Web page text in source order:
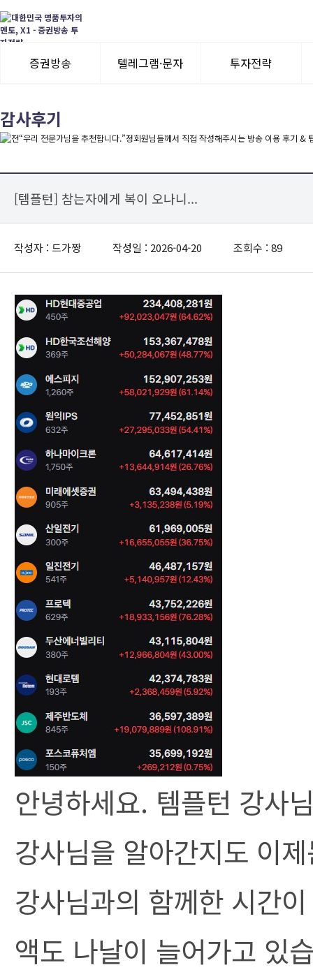
증권방송
수익률뽐내기
텔레그램·문자
3일 무료체험
투자전략
감사후기
[템플턴] 참는자에게 복이 오나니...
작성자 : 드가짱 작성일 : 2026-04-20 조회수 : 89
안녕하세요. 템플턴 강사
강사님을 알아간지도 이
강사님과의 함께한 시간
액도 나날이 늘어가고 있